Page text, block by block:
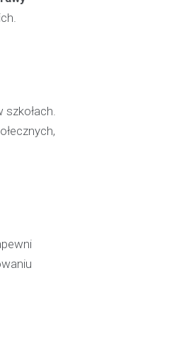
szkołach.